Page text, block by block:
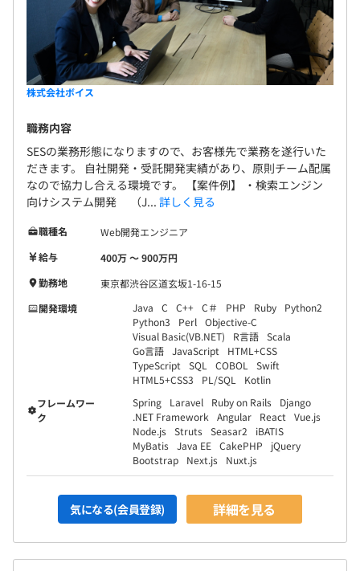
株式会社ボイス
職務内容
SESの業務形態になりますので、お客様先で業務を遂行いた
だきます。 自社開発・受託開発実績があり、原則チーム配属
なので協力し合える環境です。 【案件例】 ・検索エンジン
向けシステム開発 （J... 詳しく見る
職種名
Web開発エンジニア
給与
400万 〜 900万円
勤務地
東京都渋谷区道玄坂1-16-15
開発環境
Java C C++ C＃ PHP Ruby
Python2
Python3
Perl Objective-C
Visual Basic(VB.NET)
R言語 Scala
Go言語 JavaScript
HTML+CSS
TypeScript
SQL COBOL
Swift
HTML5+CSS3
PL/SQL
Kotlin
フレームワー
ク
Spring Laravel Ruby on Rails
Django
.NET Framework
Angular React
Vue.js
Node.js Struts Seasar2
iBATIS
MyBatis Java EE CakePHP
jQuery
Bootstrap
Next.js Nuxt.js
気になる(会員登録) 詳細を見る